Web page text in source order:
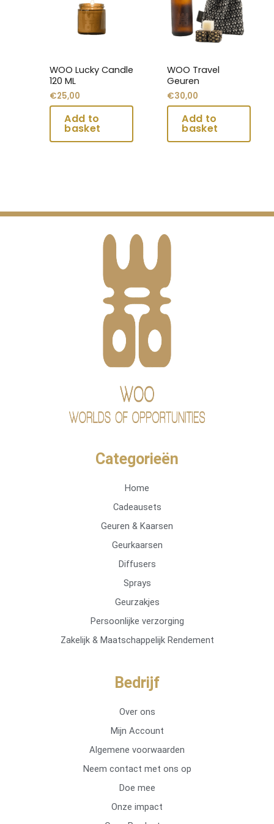
WOO Lucky Candle
120 ML
€25,00
meerdere
variaties.
gekozen
worden
op
productpagina
WOO Travel
Geuren
€30,00
meerdere
variaties.
Deze
gekozen
worden
op
productpagina
Categorieën
Home
Cadeausets
Geuren & Kaarsen
Geurkaarsen
Diffusers
Sprays
Geurzakjes
Persoonlijke verzorging
Zakelijk & Maatschappelijk Rendement
Bedrijf
Over ons
Mijn Account
Algemene voorwaarden
Neem contact met ons op
Doe mee
Onze impact